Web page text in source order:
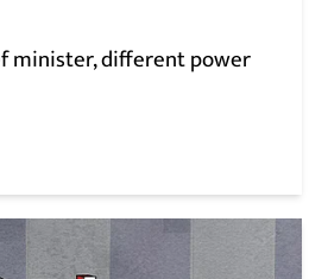
minister, different power